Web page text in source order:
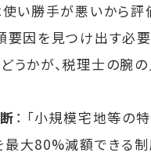
使い勝手が悪いから
要因を見つけ出す必要
うかが、税理士の腕の
： 「小規模宅地等の
大80%減額できる制